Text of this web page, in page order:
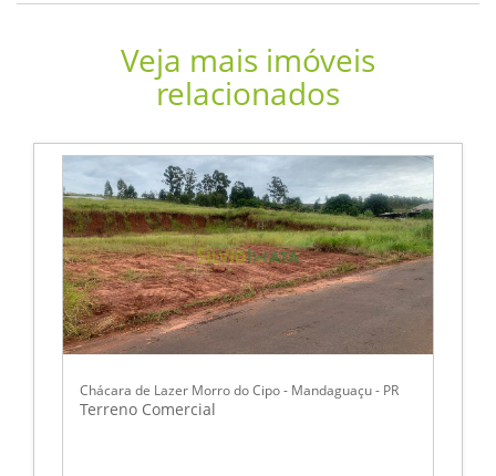
Veja mais imóveis
relacionados
Chácara de Lazer Morro do Cipo - Mandaguaçu - PR
Terreno Comercial